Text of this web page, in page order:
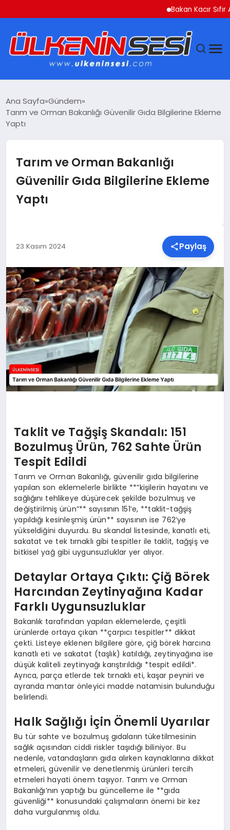
Bakan Kacır Sıfır
EKONOMI
SAĞLIK
TEKNOLOJI
YAŞAM
MALATYA HABERLERI
Ana Sayfa Gündem
Tarım ve Orman Bakanlığı Güvenilir Gıda Bilgilerine Ekleme
Yaptı
Tarım ve Orman Bakanlığı
Güvenilir Gıda Bilgilerine Ekleme
Yaptı
23 Kasım 2024 Paylaş
Taklit ve Tağşiş Skandalı: 151
Bozulmuş Ürün, 762 Sahte Ürün
Tespit Edildi
Tarım ve Orman Bakanlığı, güvenilir gıda bilgilerine
yapılan son eklemelerle birlikte **”kişilerin hayatını ve
sağlığını tehlikeye düşürecek şekilde bozulmuş ve
değiştirilmiş ürün”** sayısının 151’e, **taklit-tağşiş
yapıldığı kesinleşmiş ürün** sayısının ise 762’ye
yükseldiğini duyurdu. Bu skandal listesinde, kanatlı eti,
sakatat ve tek tırnaklı gibi tespitler ile taklit, tağşiş ve
bitkisel yağ gibi uygunsuzluklar yer alıyor.
Detaylar Ortaya Çıktı: Çiğ Börek
Harcından Zeytinyağına Kadar
Farklı Uygunsuzluklar
Bakanlık tarafından yapılan eklemelerde, çeşitli
ürünlerde ortaya çıkan **çarpıcı tespitler** dikkat
çekti. Listeye eklenen bilgilere göre, çiğ börek harcına
kanatlı eti ve sakatat (taşlık) katıldığı, zeytinyağına ise
düşük kaliteli zeytinyağı karıştırıldığı *tespit edildi*.
Ayrıca, parça etlerde tek tırnaklı eti, kaşar peyniri ve
ayranda mantar önleyici madde natamisin bulunduğu
belirlendi.
Halk Sağlığı İçin Önemli Uyarılar
Bu tür sahte ve bozulmuş gıdaların tüketilmesinin
sağlık açısından ciddi riskler taşıdığı biliniyor. Bu
nedenle, vatandaşların gıda alırken kaynaklarına dikkat
etmeleri, güvenilir ve denetlenmiş ürünleri tercih
etmeleri hayati önem taşıyor. Tarım ve Orman
Bakanlığı’nın yaptığı bu güncelleme ile **gıda
güvenliği** konusundaki çalışmaların önemi bir kez
daha vurgulanmış oldu.